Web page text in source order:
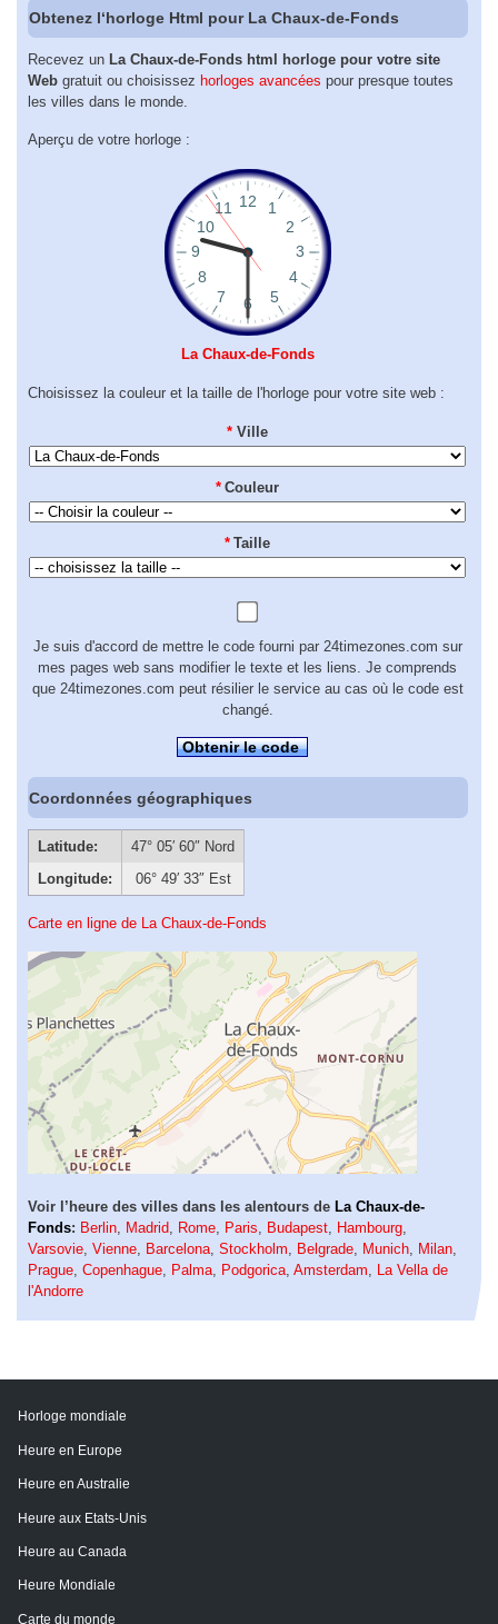
Obtenez l‘horloge Html pour La Chaux-de-Fonds
Recevez un La Chaux-de-Fonds html horloge pour votre site
Web gratuit ou choisissez horloges avancées pour presque toutes
les villes dans le monde.
Aperçu de votre horloge :
La Chaux-de-Fonds
Choisissez la couleur et la taille de l'horloge pour votre site web :
* Ville
* Couleur
* Taille
Je suis d'accord de mettre le code fourni par 24timezones.com sur
mes pages web sans modifier le texte et les liens. Je comprends
que 24timezones.com peut résilier le service au cas où le code est
changé.
Obtenir le code
Coordonnées géographiques
Latitude:
47° 05′ 60″ Nord
Longitude:
06° 49′ 33″ Est
Carte en ligne de La Chaux-de-Fonds
Voir l’heure des villes dans les alentours de La Chaux-de-
Fonds: Berlin Madrid Rome Paris Budapest Hambourg
Varsovie Vienne Barcelona Stockholm Belgrade Munich Milan
Prague Copenhague Palma Podgorica Amsterdam
La Vella de
l'Andorre
Horloge mondiale
Heure en Europe
Heure en Australie
Heure aux Etats-Unis
Heure au Canada
Heure Mondiale
Carte du monde